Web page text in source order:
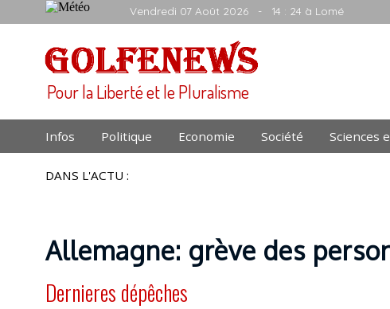
Vendredi 07 Août 2026 - 14 : 24 à Lomé
Pour la Liberté et le Pluralisme
Infos Politique Economie Société Sciences
DANS L'ACTU :
Allemagne: grève des
Dernieres dépêches